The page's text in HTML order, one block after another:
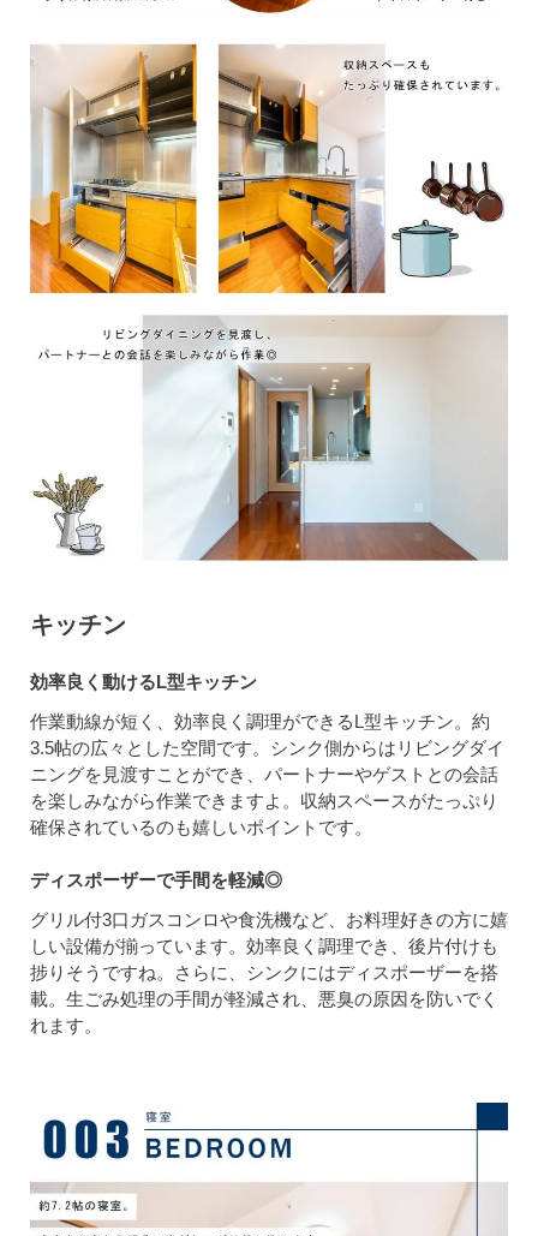
キッチン
効率良く動けるL型キッチン
作業動線が短く、効率良く調理ができるL型キッチン。約
3.5帖の広々とした空間です。シンク側からはリビングダイ
ニングを見渡すことができ、パートナーやゲストとの会話
を楽しみながら作業できますよ。収納スペースがたっぷり
確保されているのも嬉しいポイントです。
ディスポーザーで手間を軽減◎
グリル付3口ガスコンロや食洗機など、お料理好きの方に嬉
しい設備が揃っています。効率良く調理でき、後片付けも
捗りそうですね。さらに、シンクにはディスポーザーを搭
載。生ごみ処理の手間が軽減され、悪臭の原因を防いでく
れます。